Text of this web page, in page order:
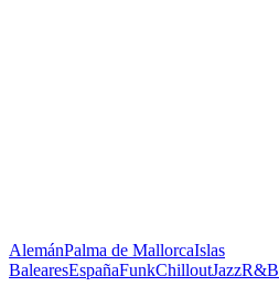
AlemánPalma de MallorcaIslas
BalearesEspañaFunkChilloutJazzR&B